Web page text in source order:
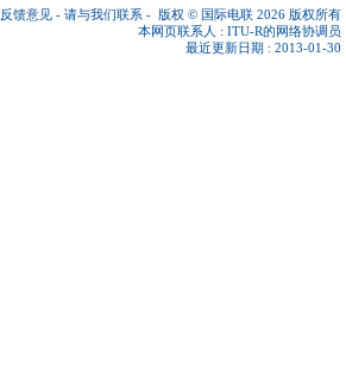
反馈意见 - 请与我们联系 - 版权 © 国际电联 2026 版权所有
本网页联系人 : ITU-R的网络协调员
最近更新日期 : 2013-01-30